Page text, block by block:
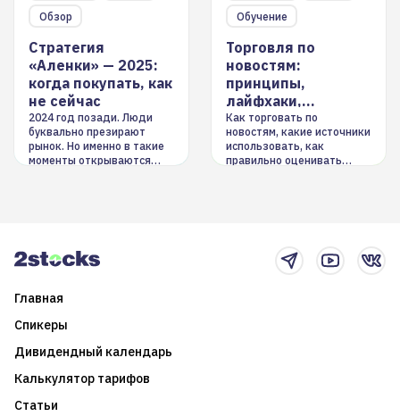
Обзор
Стратегия
«Аленки» — 2025:
когда покупать, как
не сейчас
2024 год позади. Люди
буквально презирают
рынок. Но именно в такие
моменты открываются
Обучение
Торговля по
новостям:
принципы,
лайфхаки,
инструменты
Как торговать по
новостям, какие источники
использовать, как
правильно оценивать
Главная
Спикеры
Дивидендный календарь
Калькулятор тарифов
Статьи